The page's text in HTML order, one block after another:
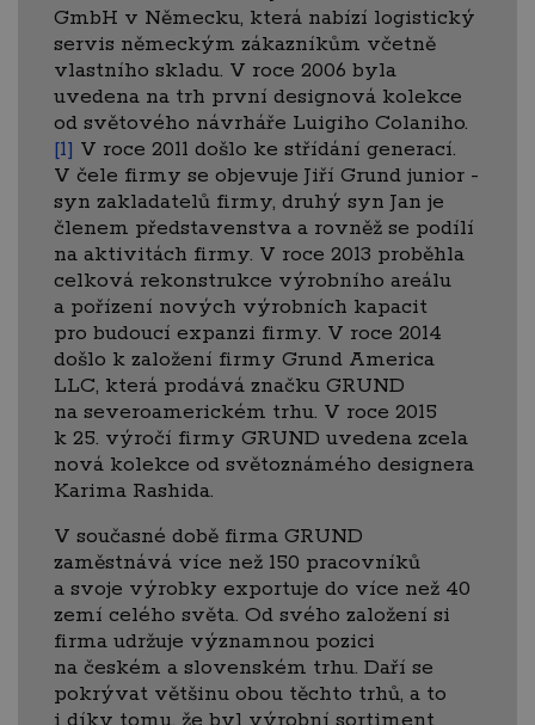
GmbH v Německu, která nabízí logistický
servis německým zákazníkům včetně
vlastního skladu. V roce 2006 byla
uvedena na trh první designová kolekce
od světového návrháře Luigiho Colaniho.
[1] V roce 2011 došlo ke střídání generací.
V čele firmy se objevuje Jiří Grund junior -
syn zakladatelů firmy, druhý syn Jan je
členem představenstva a rovněž se podílí
na aktivitách firmy. V roce 2013 proběhla
celková rekonstrukce výrobního areálu
a pořízení nových výrobních kapacit
pro budoucí expanzi firmy. V roce 2014
došlo k založení firmy Grund America
LLC, která prodává značku GRUND
na severoamerickém trhu. V roce 2015
k 25. výročí firmy GRUND uvedena zcela
nová kolekce od světoznámého designera
Karima Rashida.
V současné době firma GRUND
zaměstnává více než 150 pracovníků
a svoje výrobky exportuje do více než 40
zemí celého světa. Od svého založení si
firma udržuje významnou pozici
na českém a slovenském trhu. Daří se
pokrývat většinu obou těchto trhů, a to
i díky tomu, že byl výrobní sortiment